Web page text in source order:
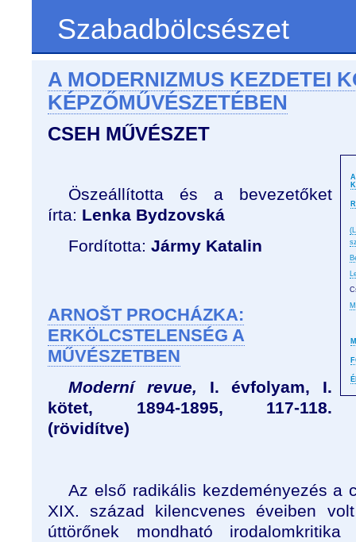
Szabadbölcsészet
A MODERNIZMUS KEZDETEI
KÉPZŐMŰVÉSZETÉBEN
CSEH MŰVÉSZET
Öszeállította és a bevezetőket
írta: Lenka Bydzovská
Fordította: Jármy Katalin
ARNOŠT PROCHÁZKA:
ERKÖLCSTELENSÉG A
MŰVÉSZETBEN
Moderní revue, I. évfolyam, I.
kötet, 1894-1895, 117-118.
(rövidítve)
Az első radikális kezdeményezés a
XIX. század kilencvenes éveiben
úttörőnek mondható